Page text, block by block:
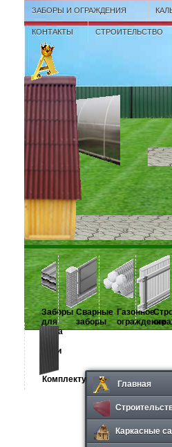
ЗАБОРЫ И ОГРАЖДЕНИЯ
КОНТАКТЫ СТРОИТЕЛЬСТВО
Заборы
для
дома
дачи
Сварные
заборы
Газонное
ограждение
Комплектующие
Главная
Каркасные